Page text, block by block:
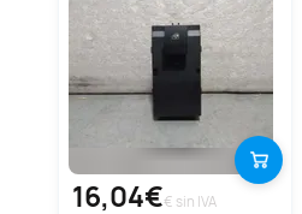
16,04€€ sin IVA